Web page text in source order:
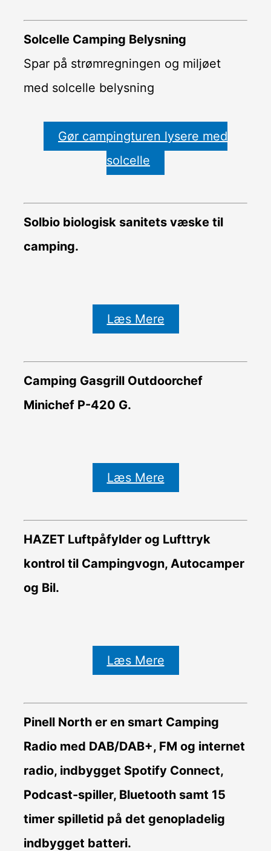
Solcelle Camping Belysning
Spar på strømregningen og miljøet
med solcelle belysning
Gør campingturen lysere med
solcelle
Solbio biologisk sanitets væske til
camping.
Læs Mere
Camping Gasgrill Outdoorchef
Minichef P-420 G.
Læs Mere
HAZET Luftpåfylder og Lufttryk
kontrol til Campingvogn, Autocamper
og Bil.
Læs Mere
Pinell North er en smart Camping
Radio med DAB/DAB+, FM og internet
radio, indbygget Spotify Connect,
Podcast-spiller, Bluetooth samt 15
timer spilletid på det genopladelig
indbygget batteri.